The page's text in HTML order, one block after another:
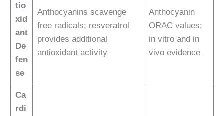
tio
xid
ant
De
fen
se
Anthocyanins scavenge
free radicals; resveratrol
provides additional
antioxidant activity
Anthocyanin
ORAC values;
in vitro and in
vivo evidence
Ca
rdi